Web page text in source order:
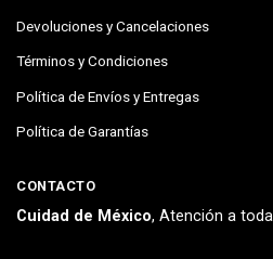
Devoluciones y Cancelaciones
Términos y Condiciones
Política de Envíos y Entregas
Política de Garantías
CONTACTO
Cuidad de México, Atención a